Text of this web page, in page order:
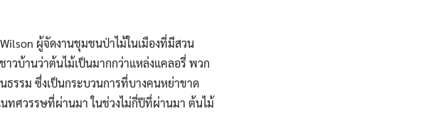
Search
ผู้จัดงานชุมชนป่าไม้ในเมืองที่มีสวน
วบ้านว่าต้นไม้เป็นมากกว่าแหล่งแคลอรี่ พวก
ธรรม ซึ่งเป็นกระบวนการที่บางคนหย่าขาด
ทศวรรษที่ผ่านมา ในช่วงไม่กี่ปีที่ผ่านมา ต้นไม้